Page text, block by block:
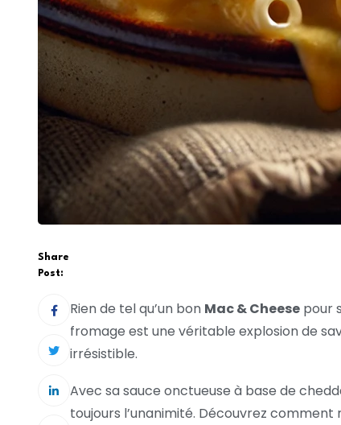
Share
Post:
Rien de tel qu’un bon Mac & Cheese pour
fromage est une véritable explosion de
irrésistible.
Avec sa sauce onctueuse à base de
toujours l’unanimité. Découvrez